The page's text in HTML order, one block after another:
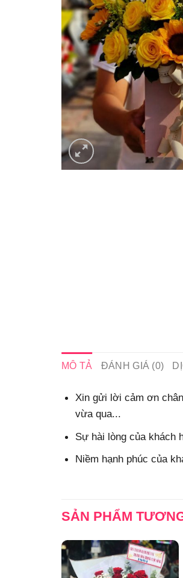
MÔ TẢ ĐÁNH GIÁ (0)
Xin gửi lời cảm ơn
vừa qua...
Sự hài lòng của khách
Niềm hạnh phúc của
SẢN PHẨM